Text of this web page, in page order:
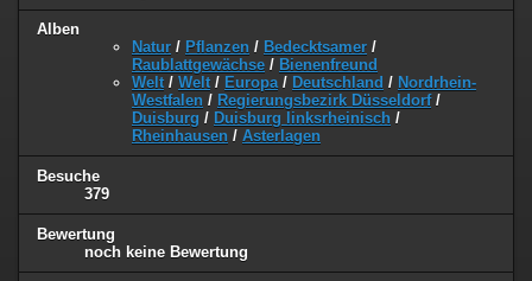
Alben
Natur / Pflanzen / Bedecktsamer /
Raublattgewächse / Bienenfreund
Welt / Welt / Europa/ Deutschland / Nordrhein-
Westfalen / Regierungsbezirk Düsseldorf/
Duisburg / Duisburg linksrheinisch /
Rheinhausen / Asterlagen
Besuche
379
Bewertung
noch keine Bewertung